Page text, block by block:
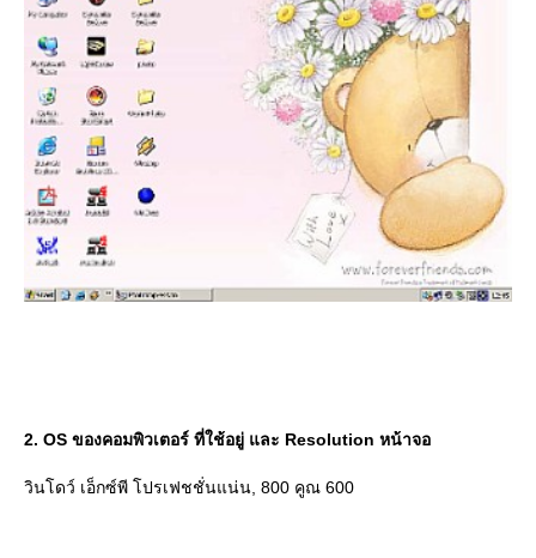
2. OS ของคอมพิวเตอร์ ที่ใช้อยู่ และ Resolution หน้าจอ
วินโดว์ เอ็กซ์พี โปรเฟชชั่นแน่น, 800 คูณ 600